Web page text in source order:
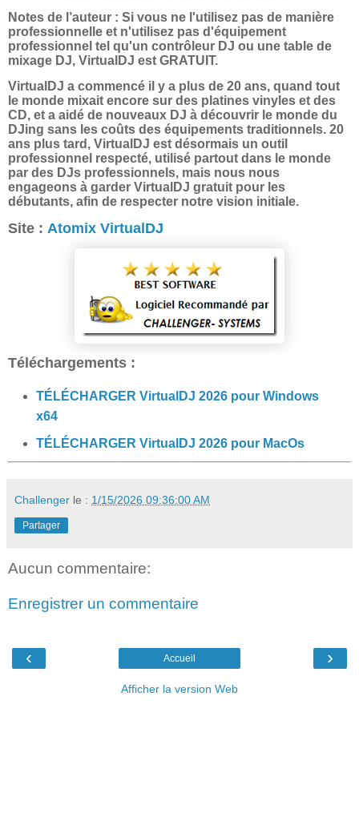
Notes de l’auteur : Si vous ne l'utilisez pas de manière
professionnelle et n'utilisez pas d'équipement
professionnel tel qu'un contrôleur DJ ou une table de
mixage DJ, VirtualDJ est GRATUIT.
VirtualDJ a commencé il y a plus de 20 ans, quand tout
le monde mixait encore sur des platines vinyles et des
CD, et a aidé de nouveaux DJ à découvrir le monde du
DJing sans les coûts des équipements traditionnels. 20
ans plus tard, VirtualDJ est désormais un outil
professionnel respecté, utilisé partout dans le monde
par des DJs professionnels, mais nous nous
engageons à garder VirtualDJ gratuit pour les
débutants, afin de respecter notre vision initiale.
Site : Atomix VirtualDJ
Téléchargements :
TÉLÉCHARGER VirtualDJ 2026 pour Windows
x64
TÉLÉCHARGER VirtualDJ 2026 pour MacOs
Challenger le : 1/15/2026 09:36:00 AM
Partager
Aucun commentaire:
Enregistrer un commentaire
‹ ›
Accueil
Afficher la version Web